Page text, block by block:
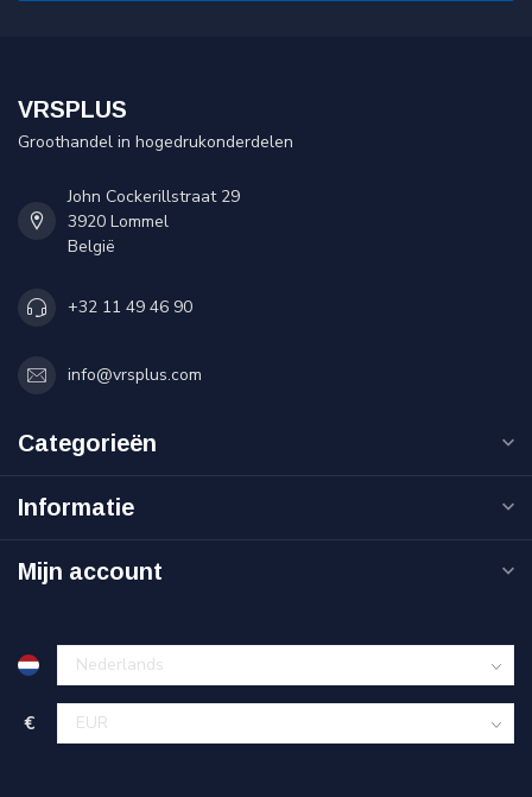
VRSPLUS
Groothandel in hogedrukonderdelen
John Cockerillstraat 29
3920 Lommel
België
+32 11 49 46 90
info@vrsplus.com
Categorieën
Informatie
Mijn account
€